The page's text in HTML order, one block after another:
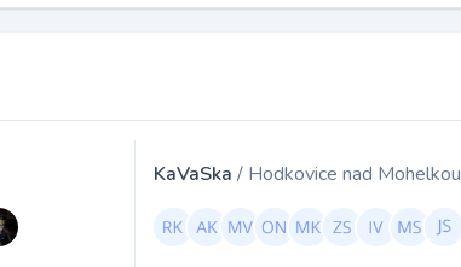
KaVaSka / Hodkovice nad Mohelkou